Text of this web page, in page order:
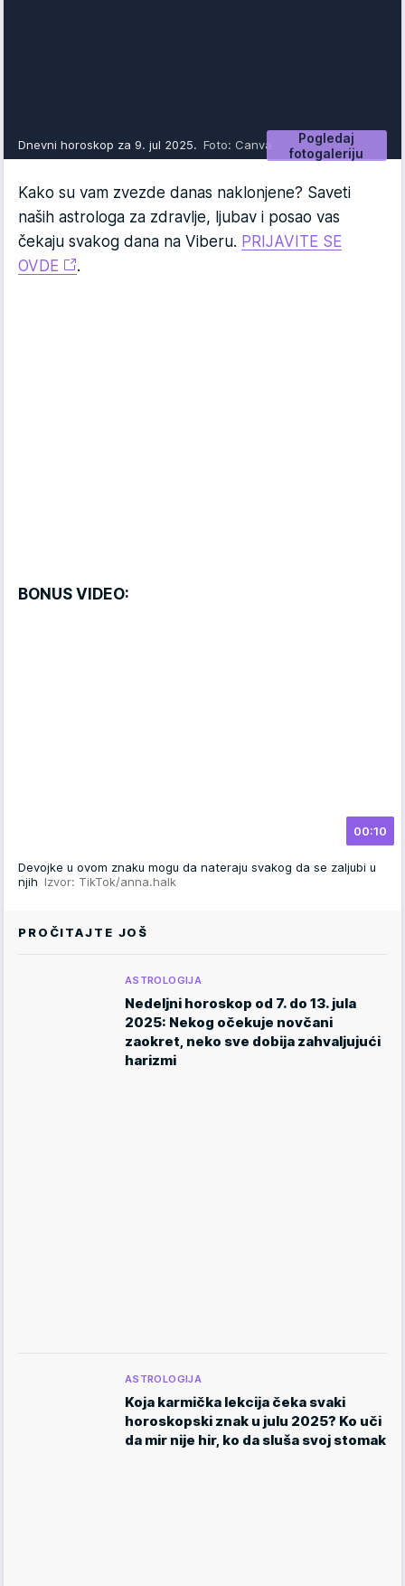
Pogledaj
fotogaleriju
Dnevni horoskop za 9. jul 2025. Foto: Canva
Kako su vam zvezde danas naklonjene? Saveti
naših astrologa za zdravlje, ljubav i posao vas
čekaju svakog dana na Viberu. PRIJAVITE SE
OVDE
.
BONUS VIDEO:
00:10
Devojke u ovom znaku mogu da nateraju svakog da se zaljubi u
njih Izvor: TikTok/anna.halk
PROČITAJTE JOŠ
ASTROLOGIJA
Nedeljni horoskop od 7. do 13. jula
2025: Nekog očekuje novčani
zaokret, neko sve dobija zahvaljujući
harizmi
ASTROLOGIJA
Koja karmička lekcija čeka svaki
horoskopski znak u julu 2025? Ko uči
da mir nije hir, ko da sluša svoj stomak